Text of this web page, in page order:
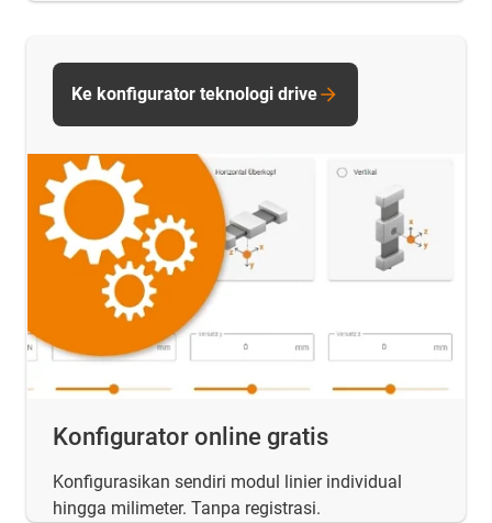
Konfigurator online gratis
Konfigurasikan sendiri modul linier individual
hingga milimeter. Tanpa registrasi.
Ke konfigurator teknologi drive